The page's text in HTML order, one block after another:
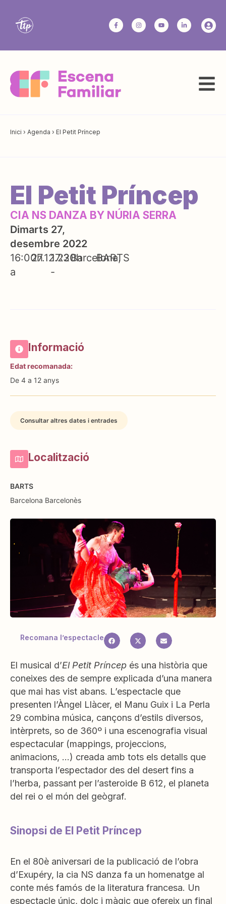
Inici › Agenda › El Petit Príncep
El Petit Príncep
CIA NS DANZA BY NÚRIA SERRA
Dimarts 27,
desembre 2022
16:00h
a
27.12.22
17:30h
-
Barcelona
BARTS
Informació
Edat recomanada:
De 4 a 12 anys
Consultar altres dates i entrades
Localització
BARTS
Barcelona Barcelonès
Recomana l’espectacle
El musical d’El Petit Príncep és una història que
coneixes des de sempre explicada d’una manera
que mai has vist abans. L’espectacle que
presenten l’Àngel Llàcer, el Manu Guix i La Perla
29 combina música, cançons d’estils diversos,
intèrprets, so de 360º i una escenografia visual
espectacular (mappings, projeccions,
animacions, …) creada amb tots els detalls que
transporta l’espectador des del desert fins a
l’herba, passant per l’asteroide B 612, el planeta
del rei o el món del geògraf.
Sinopsi de El Petit Príncep
En el 80è aniversari de la publicació de l’obra
d’Exupéry, la cia NS danza fa un homenatge al
conte més famós de la literatura francesa. Un
espectacle únic, dolç i màgic que ofereix un final